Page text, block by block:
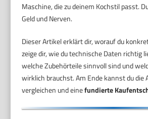
Maschine, die zu deinem Kochstil passt.
Geld und Nerven.
Dieser Artikel erklärt dir, worauf du
zeige dir, wie du technische Daten richtig
welche Zubehörteile sinnvoll sind und
wirklich brauchst. Am Ende kannst du die
vergleichen und einefundierte